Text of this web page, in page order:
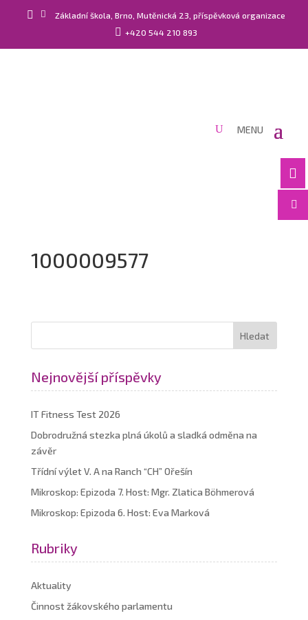
  Základní škola, Brno, Mutěnická 23, příspěvková organizace
 +420 544 210 893


1000009577
Nejnovější příspěvky
IT Fitness Test 2026
Dobrodružná stezka plná úkolů a sladká odměna na
závěr
Třídní výlet V. A na Ranch “CH” Ořešín
Mikroskop: Epizoda 7. Host: Mgr. Zlatica Böhmerová
Mikroskop: Epizoda 6. Host: Eva Marková
Rubriky
Aktuality
Činnost žákovského parlamentu